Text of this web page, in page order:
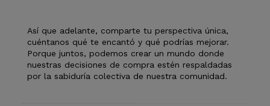
Así que adelante, comparte tu perspectiva única,
cuéntanos qué te encantó y qué podrías mejorar.
Porque juntos, podemos crear un mundo donde
nuestras decisiones de compra estén respaldadas
por la sabiduría colectiva de nuestra comunidad.